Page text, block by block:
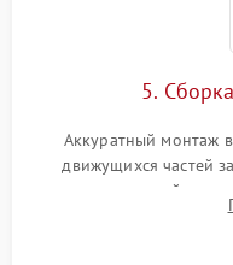
5.
Аккуратный монтаж
движущихся частей
силиконовой
декальцинации и